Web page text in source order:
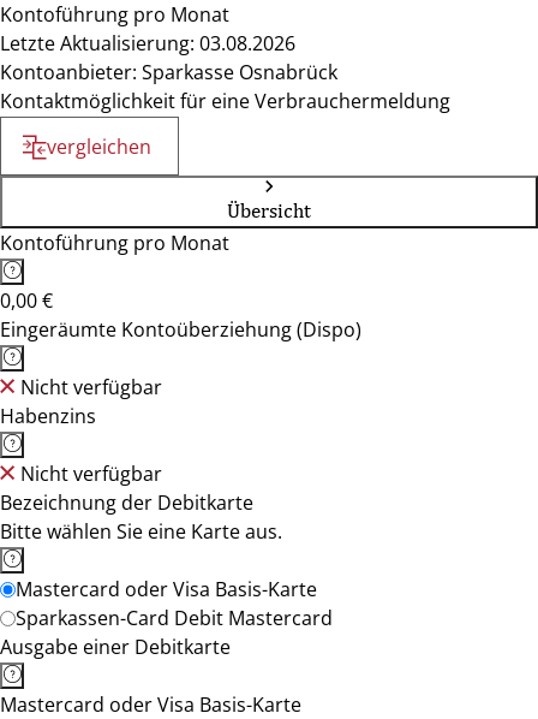
Kontoführung pro Monat
Letzte Aktualisierung: 03.08.2026
Kontoanbieter: Sparkasse Osnabrück
Kontaktmöglichkeit für eine Verbrauchermeldung
vergleichen
Übersicht
Kontoführung pro Monat
0,00 €
Eingeräumte Kontoüberziehung (Dispo)
Nicht verfügbar
Habenzins
Nicht verfügbar
Bezeichnung der Debitkarte
Bitte wählen Sie eine Karte aus.
Mastercard oder Visa Basis-Karte
Sparkassen-Card Debit Mastercard
Ausgabe einer Debitkarte
Mastercard oder Visa Basis-Karte